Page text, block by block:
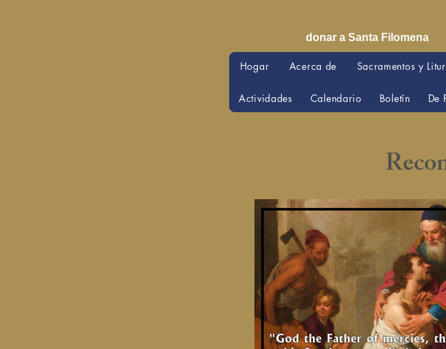
donar a Santa Filomena
Hogar Acerca de Sacramentos y
Actividades Calendario Boletín De